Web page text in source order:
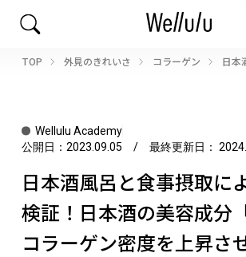
TOP 外見のきれいさ コラーゲン 日本
Wellulu Academy
公開日： 2023.09.05 / 最終更新日：
日本酒風呂と食事摂取に
検証！日本酒の美容成分
コラーゲン密度を上昇さ